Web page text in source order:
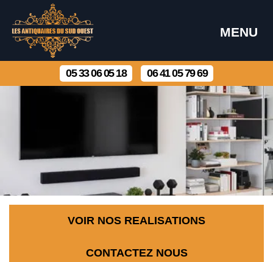
MENU
05 33 06 05 18 06 41 05 79 69
VOIR NOS REALISATIONS
CONTACTEZ NOUS